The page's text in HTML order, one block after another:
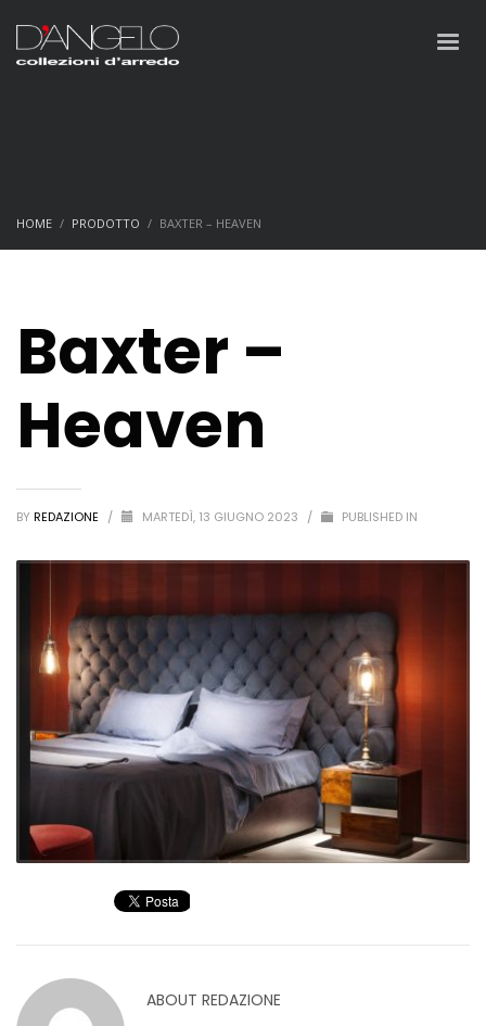
HOME PRODOTTO BAXTER – HEAVEN
Baxter –
Heaven
BY REDAZIONE / MARTEDÌ, 13 GIUGNO 2023 / PUBLISHED IN
ABOUT REDAZIONE